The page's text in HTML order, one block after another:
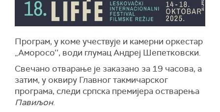
Програм, у коме учествује и камерни оркестар
„Аморосо’’, води глумац Андреј Шепетковски.
Свечано отварање је заказано за 19 часова, а
затим, у оквиру Главног такмичарског
програма, следи српска премијера остварења
Павиљон.